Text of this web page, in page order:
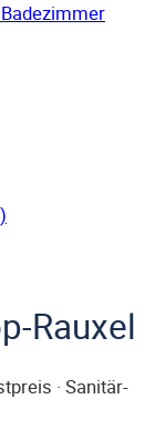
Rauxel
· Sanitär-